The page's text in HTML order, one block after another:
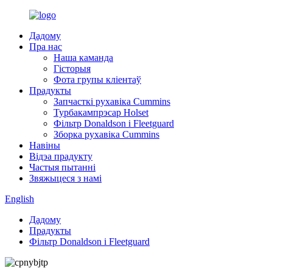
Дадому
Пра нас
Наша каманда
Гісторыя
Фота групы кліентаў
Прадукты
Запчасткі рухавіка Cummins
Турбакампрэсар Holset
Фільтр Donaldson і Fleetguard
Зборка рухавіка Cummins
Навіны
Відэа прадукту
Частыя пытанні
Звяжыцеся з намі
English
Дадому
Прадукты
Фільтр Donaldson і Fleetguard